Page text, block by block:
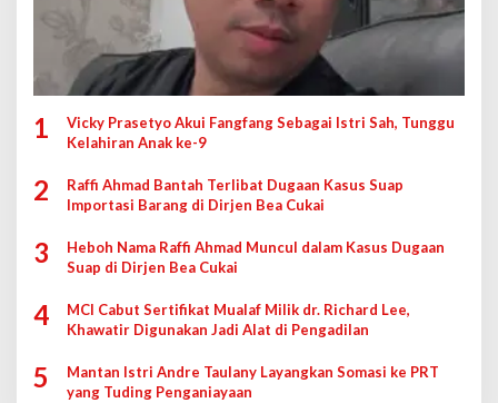
1
Vicky Prasetyo Akui Fangfang Sebagai Istri Sah, Tunggu
Kelahiran Anak ke-9
2
Raffi Ahmad Bantah Terlibat Dugaan Kasus Suap
Importasi Barang di Dirjen Bea Cukai
3
Heboh Nama Raffi Ahmad Muncul dalam Kasus Dugaan
Suap di Dirjen Bea Cukai
4
MCI Cabut Sertifikat Mualaf Milik dr. Richard Lee,
Khawatir Digunakan Jadi Alat di Pengadilan
5
Mantan Istri Andre Taulany Layangkan Somasi ke PRT
yang Tuding Penganiayaan